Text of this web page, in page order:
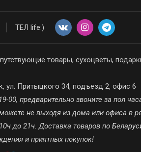
ТЕЛ life:)
товары, сухоцветы,
ул. Притыцкого 34, подъезд 2, офис 6
предварительно звоните за пол
не выходя из дома или офиса в
до 21ч. Доставка товаров по
и приятных покупок!